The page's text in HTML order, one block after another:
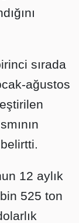
sırada
ağustos
12 aylık
525 ton